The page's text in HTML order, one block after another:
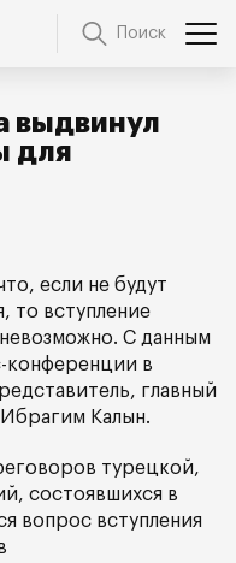
Поиск
выдвинул
для
если не будут
то вступление
С данным
конференции в
главный
Калын.
турецкой,
состоявшихся в
вопрос вступления